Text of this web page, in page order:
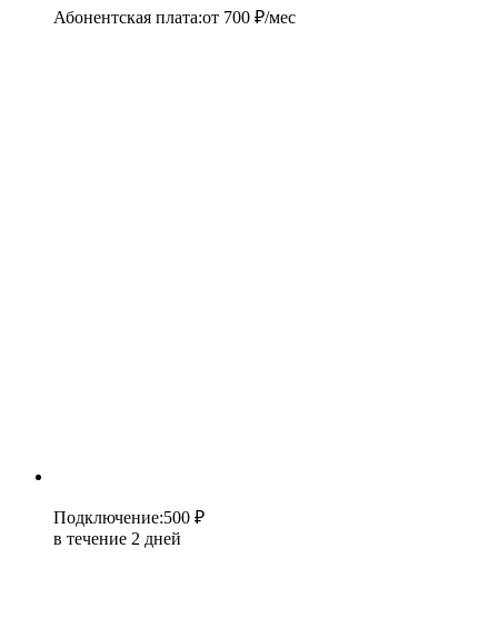
Абонентская плата:от 700 ₽/мес
Подключение:500 ₽
в течение 2 дней